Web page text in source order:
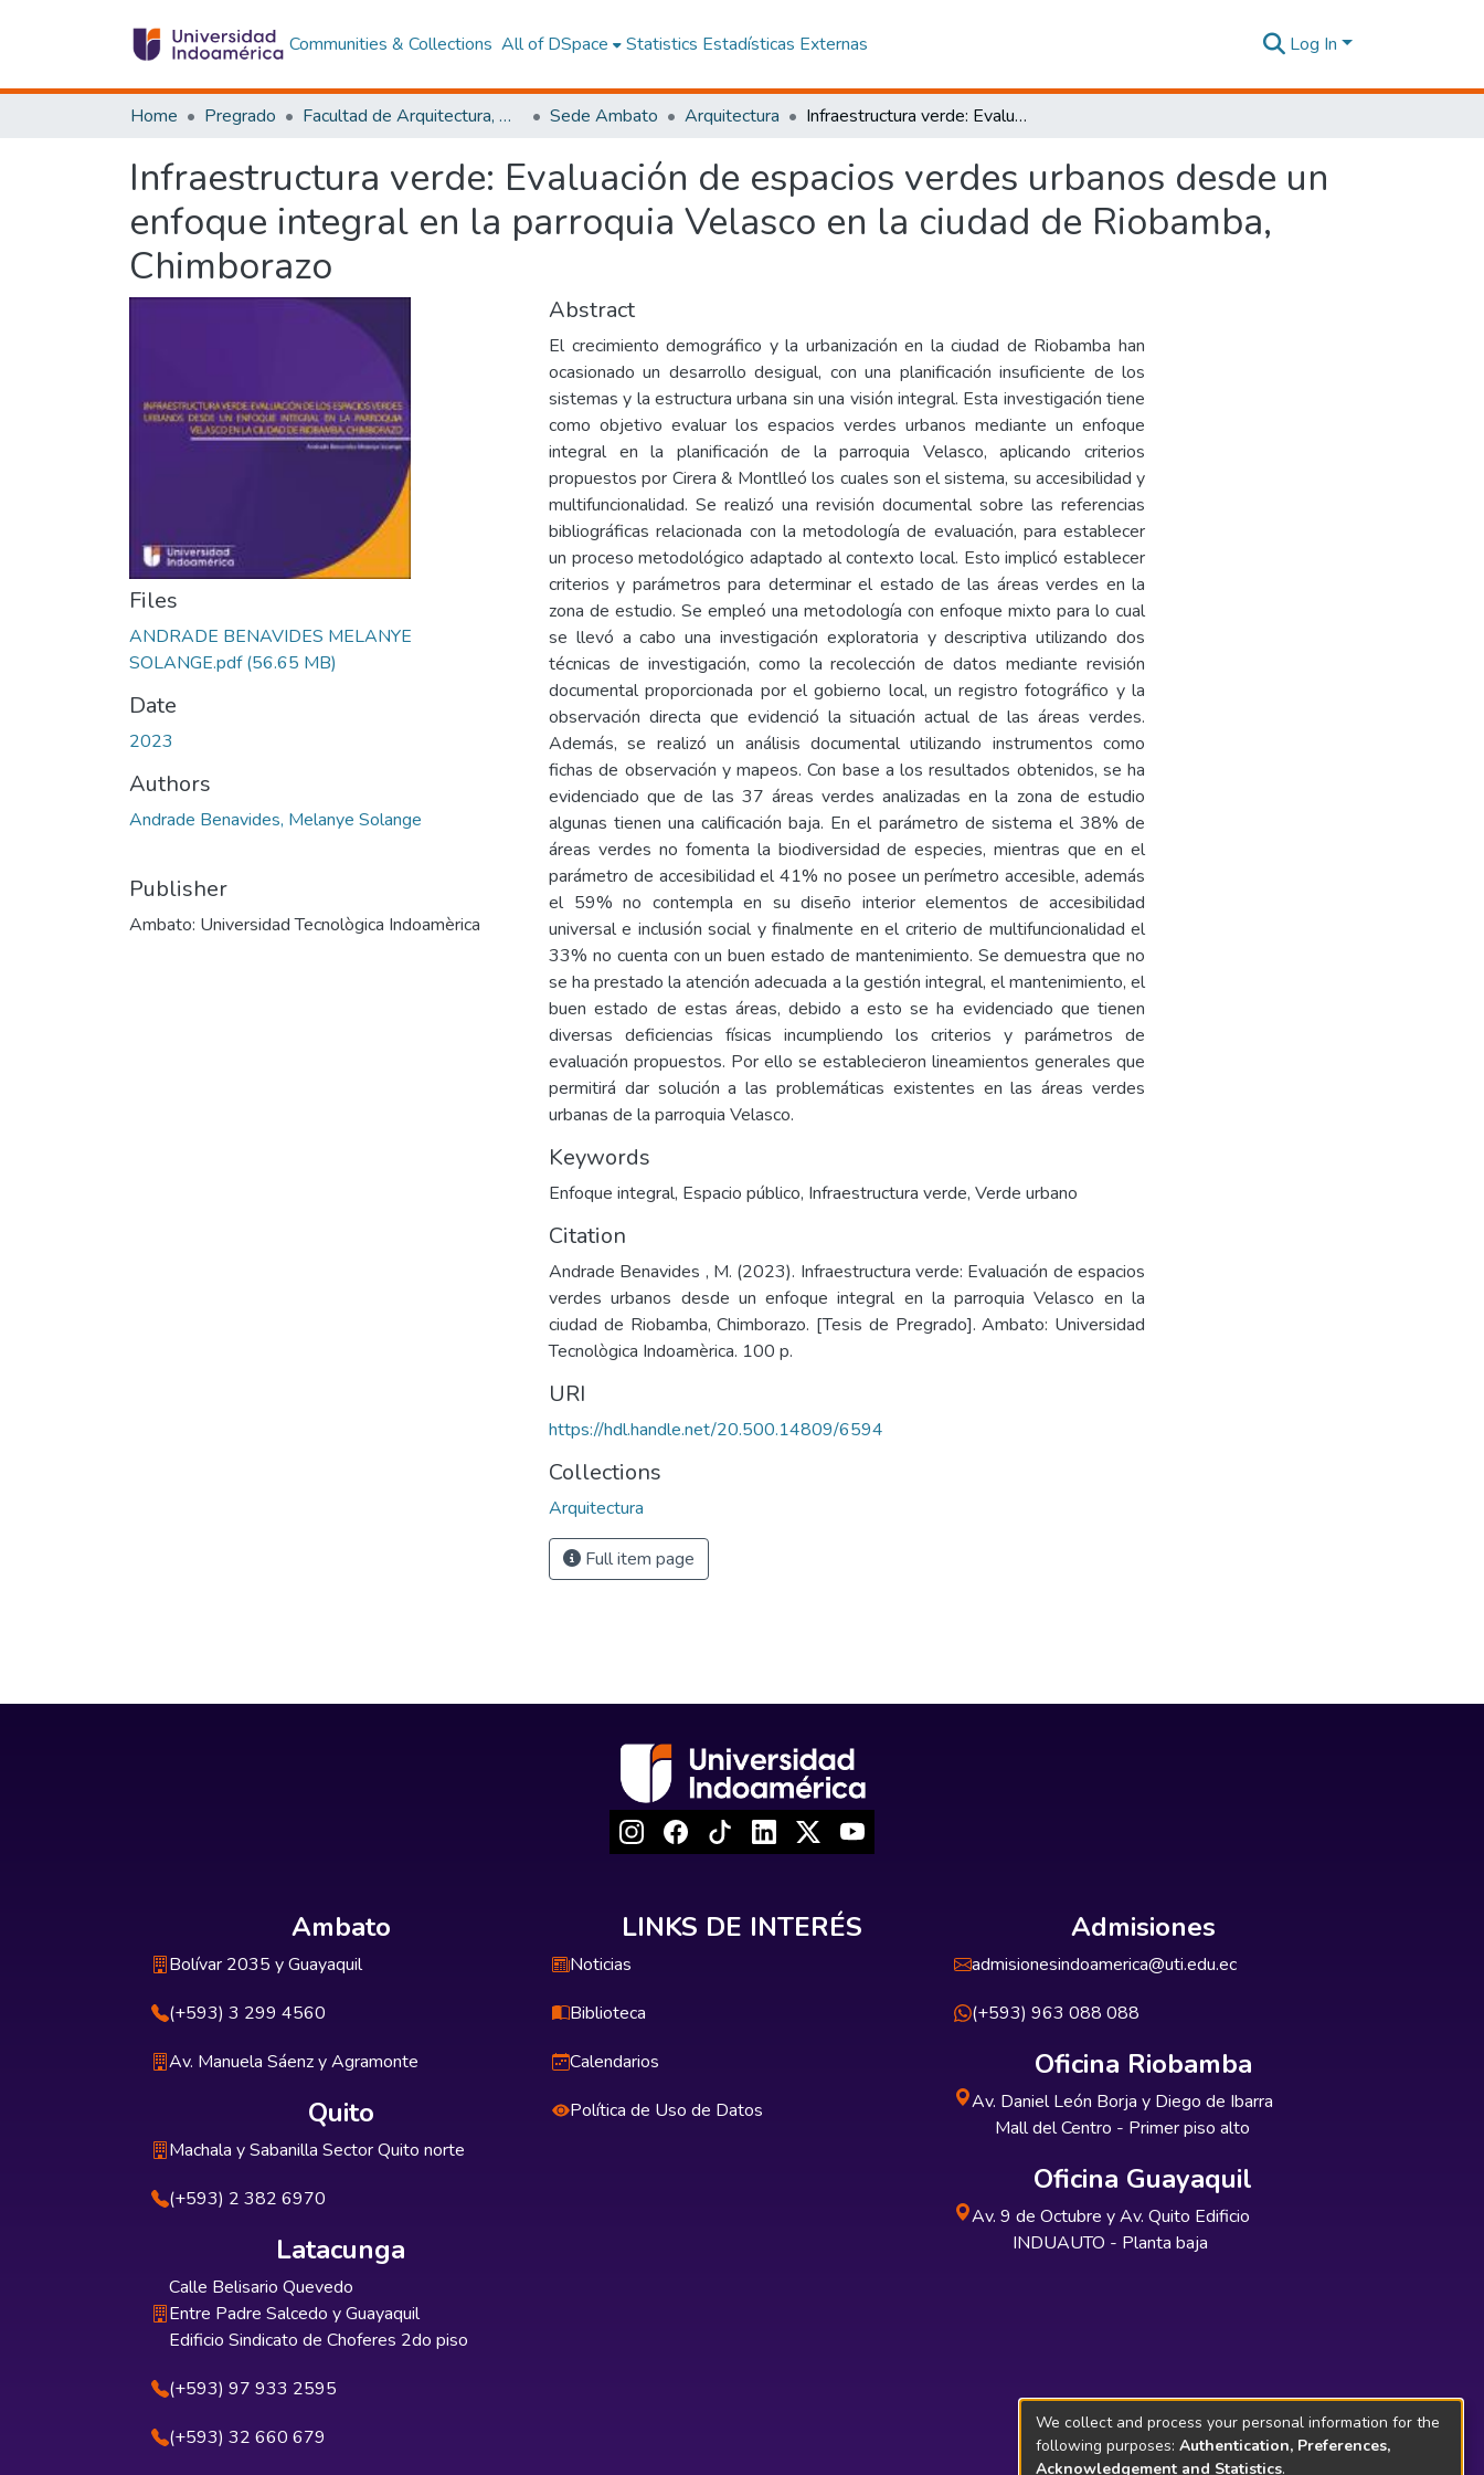
Communities & Collections All of DSpace Statistics Estadísticas Externas Log In
Home Pregrado Facultad de Arquitectura, Artes y Diseño Sede Ambato Arquitectura Infraestructura verde: Evaluación de espacios verdes urbanos desde un enfoque integral en la parroquia Velasco en la ciudad de Riobamba, Chimborazo
Infraestructura verde: Evaluación de espacios verdes urbanos desde un
enfoque integral en la parroquia Velasco en la ciudad de Riobamba,
Chimborazo
Files
ANDRADE BENAVIDES MELANYE
SOLANGE.pdf(56.65 MB)
Date
2023
Authors
Andrade Benavides, Melanye Solange
Publisher
Ambato: Universidad Tecnològica Indoamèrica
Abstract
El crecimiento demográfico y la urbanización en la ciudad de Riobamba han
ocasionado un desarrollo desigual, con una planificación insuficiente de los
sistemas y la estructura urbana sin una visión integral. Esta investigación tiene
como objetivo evaluar los espacios verdes urbanos mediante un enfoque
integral en la planificación de la parroquia Velasco, aplicando criterios
propuestos por Cirera & Montlleó los cuales son el sistema, su accesibilidad y
multifuncionalidad. Se realizó una revisión documental sobre las referencias
bibliográficas relacionada con la metodología de evaluación, para establecer
un proceso metodológico adaptado al contexto local. Esto implicó establecer
criterios y parámetros para determinar el estado de las áreas verdes en la
zona de estudio. Se empleó una metodología con enfoque mixto para lo cual
se llevó a cabo una investigación exploratoria y descriptiva utilizando dos
técnicas de investigación, como la recolección de datos mediante revisión
documental proporcionada por el gobierno local, un registro fotográfico y la
observación directa que evidenció la situación actual de las áreas verdes.
Además, se realizó un análisis documental utilizando instrumentos como
fichas de observación y mapeos. Con base a los resultados obtenidos, se ha
evidenciado que de las 37 áreas verdes analizadas en la zona de estudio
algunas tienen una calificación baja. En el parámetro de sistema el 38% de
áreas verdes no fomenta la biodiversidad de especies, mientras que en el
parámetro de accesibilidad el 41% no posee un perímetro accesible, además
el 59% no contempla en su diseño interior elementos de accesibilidad
universal e inclusión social y finalmente en el criterio de multifuncionalidad el
33% no cuenta con un buen estado de mantenimiento. Se demuestra que no
se ha prestado la atención adecuada a la gestión integral, el mantenimiento, el
buen estado de estas áreas, debido a esto se ha evidenciado que tienen
diversas deficiencias físicas incumpliendo los criterios y parámetros de
evaluación propuestos. Por ello se establecieron lineamientos generales que
permitirá dar solución a las problemáticas existentes en las áreas verdes
urbanas de la parroquia Velasco.
Keywords
Enfoque integral, Espacio público, Infraestructura verde, Verde urbano
Citation
Andrade Benavides , M. (2023). Infraestructura verde: Evaluación de espacios
verdes urbanos desde un enfoque integral en la parroquia Velasco en la
ciudad de Riobamba, Chimborazo. [Tesis de Pregrado]. Ambato: Universidad
Tecnològica Indoamèrica. 100 p.
URI
https://hdl.handle.net/20.500.14809/6594
Collections
Arquitectura
Full item page
Ambato
Bolívar 2035 y Guayaquil
(+593) 3 299 4560
Av. Manuela Sáenz y Agramonte
Quito
Machala y Sabanilla Sector Quito norte
(+593) 2 382 6970
Latacunga
Calle Belisario Quevedo
Entre Padre Salcedo y Guayaquil
Edificio Sindicato de Choferes 2do piso
(+593) 97 933 2595
(+593) 32 660 679
LINKS DE INTERÉS
Noticias
Biblioteca
Calendarios
Política de Uso de Datos
Admisiones
admisionesindoamerica@uti.edu.ec
(+593) 963 088 088
Oficina Riobamba
Av. Daniel León Borja y Diego de Ibarra
Mall del Centro - Primer piso alto
Oficina Guayaquil
Av. 9 de Octubre y Av. Quito Edificio
INDUAUTO - Planta baja
We collect and process your personal information for the
following purposes: Authentication, Preferences,
Acknowledgement and Statistics.